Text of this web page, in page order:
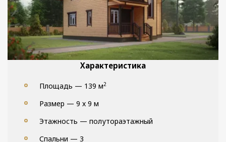
Характеристика
Площадь — 139 м2
Размер — 9 х 9 м
Этажность — полутораэтажный
Спальни — 3